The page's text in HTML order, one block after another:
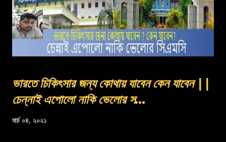
ভারতে চিকিৎসার জন্য কোথায় যাবেন কেন যাবেন ||
চেন্নাই এপোলো নাকি ভেলোর স...
মার্চ ০৪, ২০২১